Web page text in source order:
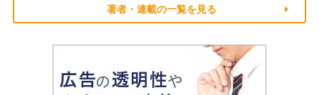
著者・連載の一覧を見る